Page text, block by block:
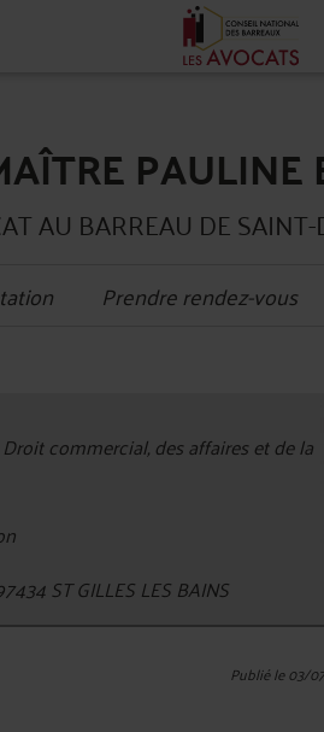
PAULINE
AU BARREAU DE
Prendre rendez-vous
commercial, des affaires et de la
ST GILLES LES BAINS
Publié le 03/